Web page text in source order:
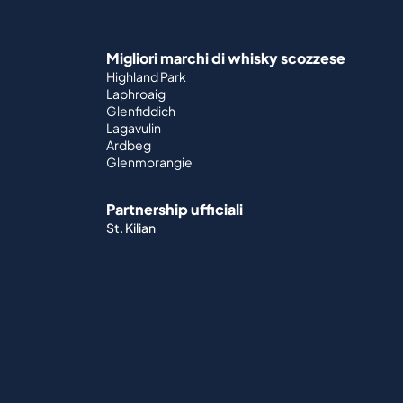
Migliori marchi di whisky scozzese
Highland Park
Laphroaig
Glenfiddich
Lagavulin
Ardbeg
Glenmorangie
Partnership ufficiali
St. Kilian